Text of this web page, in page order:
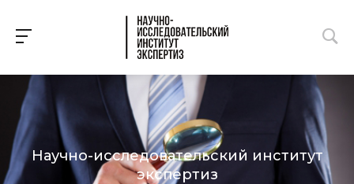
Научно-исследовательский институт
экспертиз